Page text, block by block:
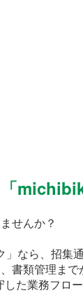
せんか？
なら、招集
類管理まで
た業務フロー